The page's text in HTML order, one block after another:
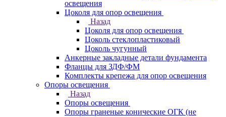
освещения
Цоколя для опор освещения
Назад
Цоколя для опор освещения
Цоколь стеклопластиковый
Цоколь чугунный
Анкерные закладные детали фундамента
Фланцы для ЗДФ/ФМ
Комплекты крепежа для опор освещения
Опоры освещения
Назад
Опоры освещения
Опоры граненые конические ОГК (не